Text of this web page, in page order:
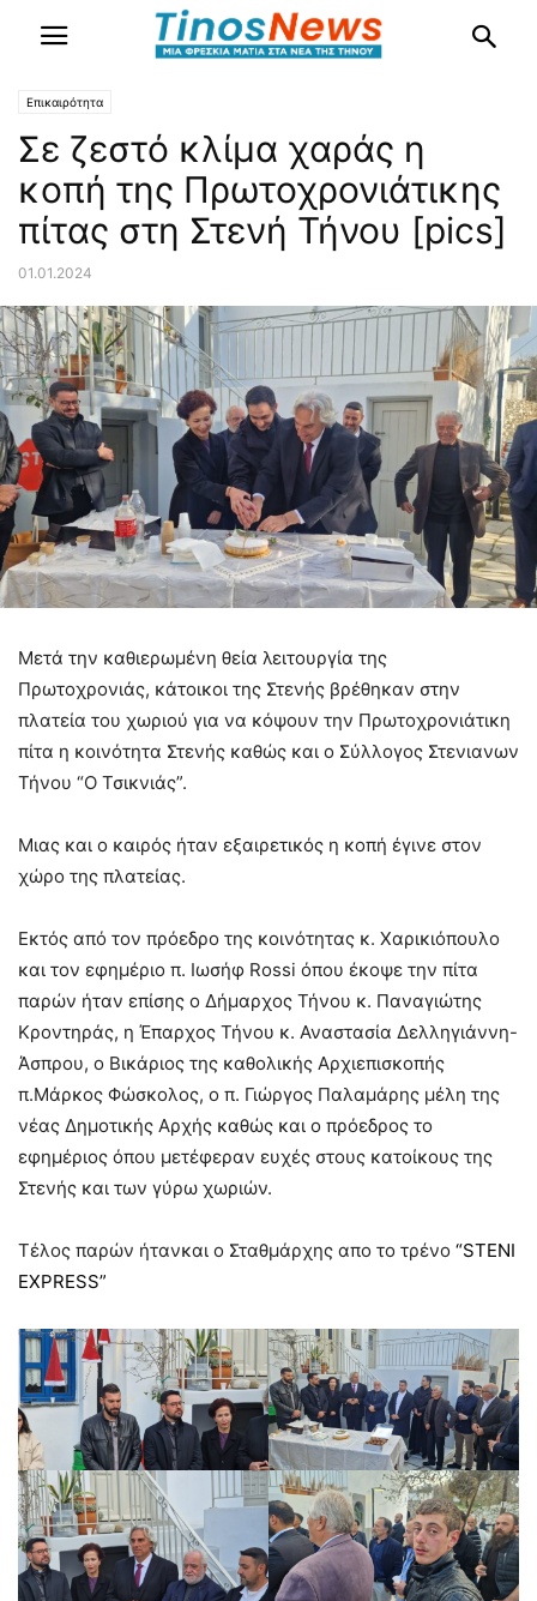
Επικαιρότητα
Σε ζεστό κλίμα χαράς η
κοπή της Πρωτοχρονιάτικης
πίτας στη Στενή Τήνου [pics]
01.01.2024
Μετά την καθιερωμένη θεία λειτουργία της
Πρωτοχρονιάς, κάτοικοι της Στενής βρέθηκαν στην
πλατεία του χωριού για να κόψουν την Πρωτοχρονιάτικη
πίτα η κοινότητα Στενής καθώς και ο Σύλλογος Στενιανων
Τήνου “Ο Τσικνιάς”.
Μιας και ο καιρός ήταν εξαιρετικός η κοπή έγινε στον
χώρο της πλατείας.
Εκτός από τον πρόεδρο της κοινότητας κ. Χαρικιόπουλο
και τον εφημέριο π. Ιωσήφ Rossi όπου έκοψε την πίτα
παρών ήταν επίσης ο Δήμαρχος Τήνου κ. Παναγιώτης
Κροντηράς, η Έπαρχος Τήνου κ. Αναστασία Δελληγιάννη-
Άσπρου, ο Βικάριος της καθολικής Αρχιεπισκοπής
π.Μάρκος Φώσκολος, ο π. Γιώργος Παλαμάρης μέλη της
νέας Δημοτικής Αρχής καθώς και ο πρόεδρος το
εφημέριος όπου μετέφεραν ευχές στους κατοίκους της
Στενής και των γύρω χωριών.
Τέλος παρών ήτανκαι ο Σταθμάρχης απο το τρένο “STENI
EXPRESS”